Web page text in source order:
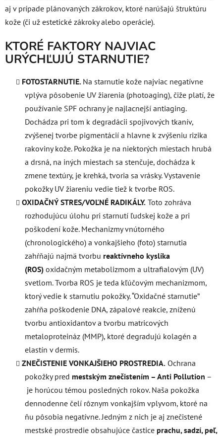
aj v prípade plánovaných zákrokov, ktoré narúšajú štruktúru
kože (či už estetické zákroky alebo operácie).
KTORÉ FAKTORY NAJVIAC
URÝCHĽUJÚ STARNUTIE?
FOTOSTARNUTIE. Na starnutie kože najviac negatívne
vplýva pôsobenie UV žiarenia (photoaging), čiže platí, že
používanie SPF ochrany je najlacnejší antiaging.
Dochádza pri tom k degradácii spojivových tkanív,
zvýšenej tvorbe pigmentácií a hlavne k zvýšeniu rizika
rakoviny kože. Pokožka je na niektorých miestach hrubá
a drsná, na iných miestach sa stenčuje, dochádza k
zmene textúry, je krehká, tvoria sa vrásky. Vystavenie
pokožky UV žiareniu vedie tiež k tvorbe ROS.
OXIDAČNÝ STRES/VOĽNÉ RADIKÁLY. Toto zohráva
rozhodujúcu úlohu pri starnutí ľudskej kože a pri
poškodení kože. Mechanizmy vnútorného
(chronologického) a vonkajšieho (foto) starnutia
zahŕňajú najmä tvorbu reaktívneho kyslíka
(ROS) oxidačným metabolizmom a ultrafialovým (UV)
svetlom. Tvorba ROS je teda kľúčovým mechanizmom,
ktorý vedie k starnutiu pokožky. “Oxidačné starnutie”
zahŕňa poškodenie DNA, zápalové reakcie, zníženú
tvorbu antioxidantov a tvorbu matricových
metaloproteináz (MMP), ktoré degradujú kolagén a
elastín v dermis.
ZNEČISTENIE VONKAJŠIEHO PROSTREDIA. Ochrana
pokožky pred mestským znečistením – Anti Pollution –
je horúcou témou posledných rokov. Naša pokožka
dennodenne čelí rôznym vonkajším vplyvom, ktoré na
ňu pôsobia negatívne. Jedným z nich je aj znečistené
mestské prostredie obsahujúce častice prachu, sadzí, peľ,